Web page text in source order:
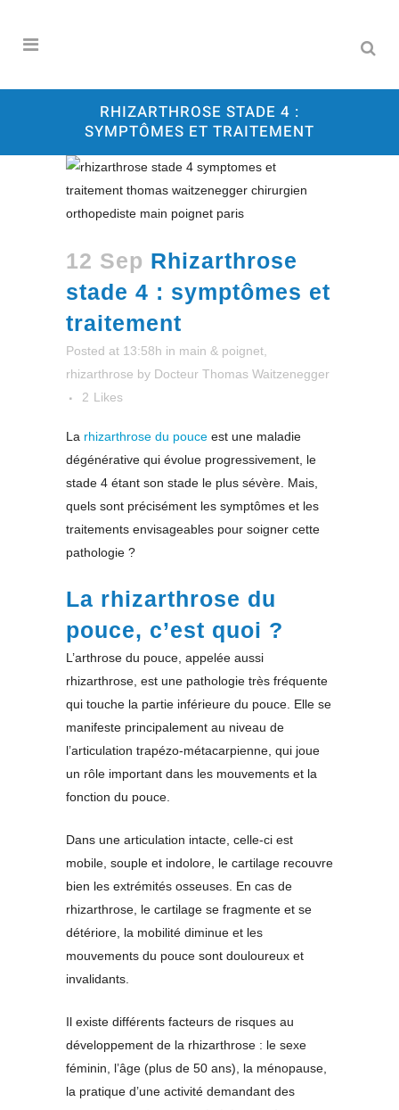
RHIZARTHROSE STADE 4 :
SYMPTÔMES ET TRAITEMENT
12 Sep Rhizarthrose
stade 4 : symptômes et
traitement
Posted at 13:58h in main & poignet
rhizarthrose by Docteur Thomas Waitzenegger
2 Likes
La rhizarthrose du pouce est une maladie
dégénérative qui évolue progressivement, le
stade 4 étant son stade le plus sévère. Mais,
quels sont précisément les symptômes et les
traitements envisageables pour soigner cette
pathologie ?
La rhizarthrose du
pouce, c’est quoi ?
L’arthrose du pouce, appelée aussi
rhizarthrose, est une pathologie très fréquente
qui touche la partie inférieure du pouce. Elle se
manifeste principalement au niveau de
l’articulation trapézo-métacarpienne, qui joue
un rôle important dans les mouvements et la
fonction du pouce.
Dans une articulation intacte, celle-ci est
mobile, souple et indolore, le cartilage recouvre
bien les extrémités osseuses. En cas de
rhizarthrose, le cartilage se fragmente et se
détériore, la mobilité diminue et les
mouvements du pouce sont douloureux et
invalidants.
Il existe différents facteurs de risques au
développement de la rhizarthrose : le sexe
féminin, l’âge (plus de 50 ans), la ménopause,
la pratique d’une activité demandant des